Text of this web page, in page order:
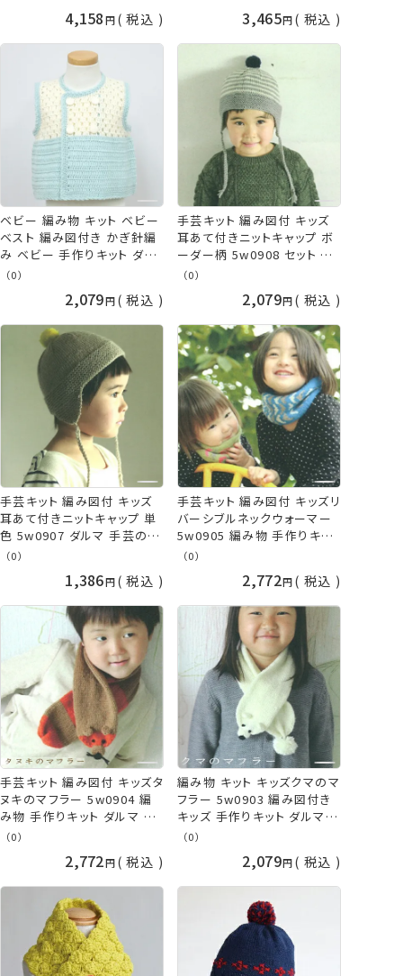
4,158 税込
ロー ポンチョ フード ケープ
やわらかラム ダルマ 横田
daruma 手芸の山久
3,465 税込
ベビー 編み物 キット ベビー
ベスト 編み図付き かぎ針編
み ベビー 手作りキット ダル
マ 手芸の山久
（0）
2,079 税込
手芸キット 編み図付 キッズ
耳あて付きニットキャップ ボ
ーダー柄 5w0908 セット 棒
針 編み 棒針編み 冬物 秋冬
供 帽子 ニット帽 おしゃれ 横
田 DARUMA ダルマ 手芸の
山久
（0）
2,079 税込
手芸キット 編み図付 キッズ
耳あて付きニットキャップ 単
色 5w0907 ダルマ 手芸の山
久
（0）
1,386 税込
手芸キット 編み図付 キッズリ
バーシブルネックウォーマー
5w0905 編み物 手作りキッ
ト ダルマ 手芸の山久
（0）
2,772 税込
手芸キット 編み図付 キッズタ
ヌキのマフラー 5w0904 編
み物 手作りキット ダルマ 手
芸の山久
（0）
2,772 税込
編み物 キット キッズクマのマ
フラー 5w0903 編み図付き
キッズ 手作りキット ダルマ
手芸の山久
（0）
2,079 税込